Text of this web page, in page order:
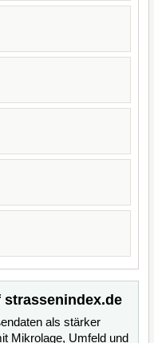
als stärker
Mikrolage, Umfeld und